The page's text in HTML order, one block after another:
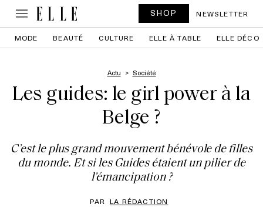
SHOP NEWSLETTER
MODE BEAUTÉ CULTURE ELLE À TABLE ELLE DÉCO
Actu Société
Les guides: le girl power à la
Belge ?
C’est le plus grand mouvement bénévole de filles
du monde. Et si les Guides étaient un pilier de
l’émancipation ?
PAR LA RÉDACTION